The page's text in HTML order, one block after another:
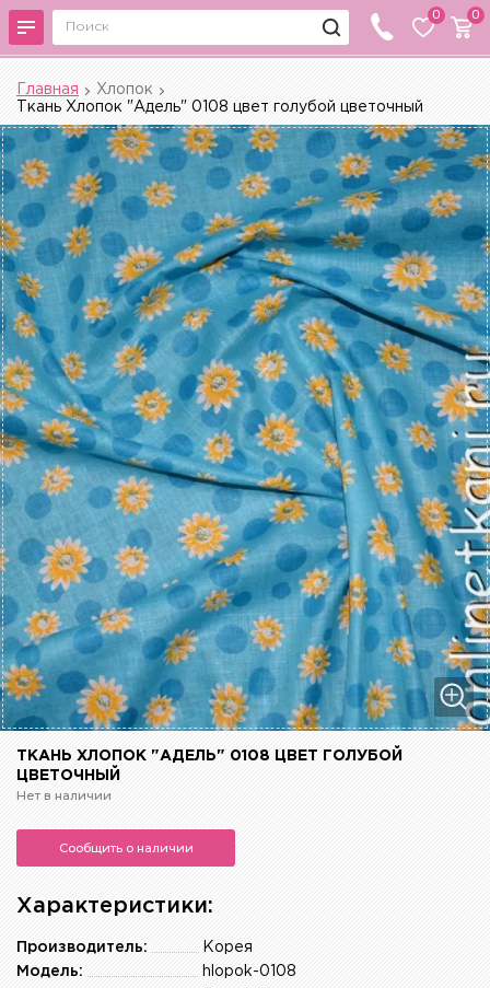
0 0
Главная
Хлопок
Ткань Хлопок "Адель" 0108 цвет голубой цветочный
ТКАНЬ ХЛОПОК "АДЕЛЬ" 0108 ЦВЕТ ГОЛУБОЙ
ЦВЕТОЧНЫЙ
Нет в наличии
Сообщить о наличии
Характеристики:
Корея
Производитель:
hlopok-0108
Модель: